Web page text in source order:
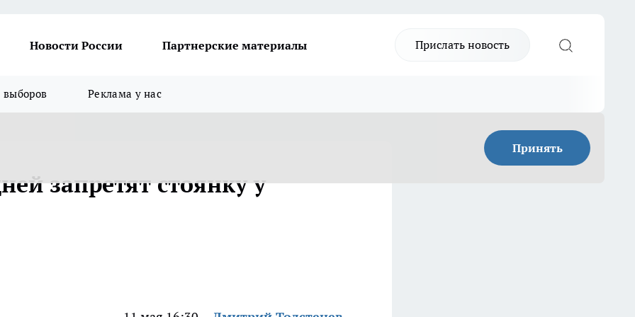
Новости России Партнерские материалы Прислать новость
выборов Реклама у нас
Принять
запретят стоянку у